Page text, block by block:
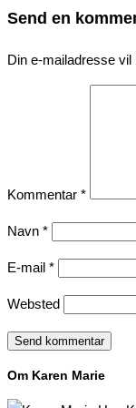
Send en
Din e-mailadresse
Kommentar *
Navn *
E-mail *
Websted
Om Karen Marie